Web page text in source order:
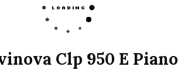
Clp 950 E Piano